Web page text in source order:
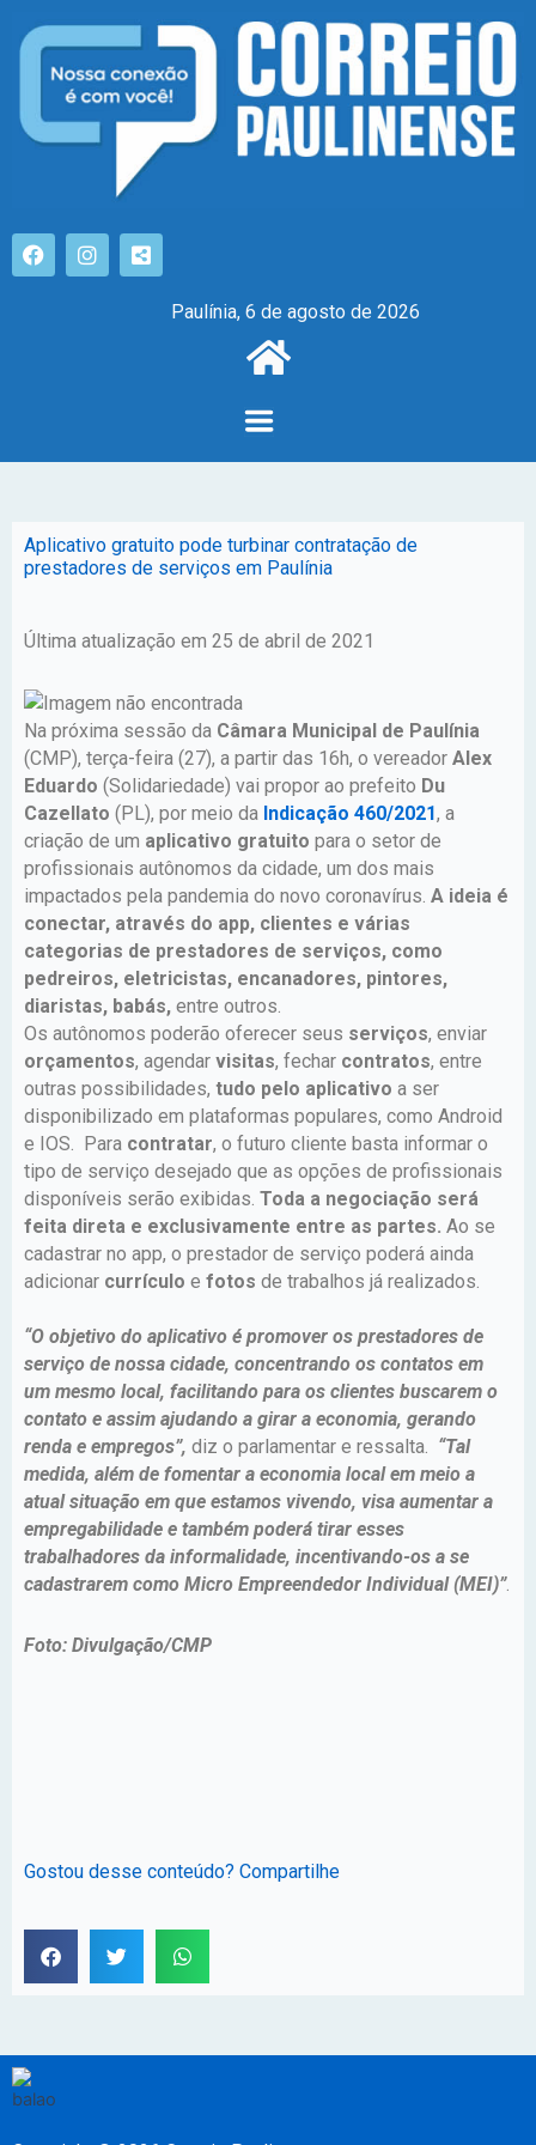
Paulínia, 6 de agosto de 2026
Aplicativo gratuito pode turbinar contratação de
prestadores de serviços em Paulínia
Última atualização em 25 de abril de 2021
Na próxima sessão da Câmara Municipal de Paulínia
(CMP), terça-feira (27), a partir das 16h, o vereador Alex
Eduardo (Solidariedade) vai propor ao prefeito Du
Cazellato (PL), por meio da Indicação 460/2021, a
criação de um aplicativo gratuito para o setor de
profissionais autônomos da cidade, um dos mais
impactados pela pandemia do novo coronavírus. A ideia é
conectar, através do app, clientes e várias
categorias de prestadores de serviços, como
pedreiros, eletricistas, encanadores, pintores,
diaristas, babás, entre outros.
Os autônomos poderão oferecer seus serviços, enviar
orçamentos, agendar visitas, fechar contratos, entre
outras possibilidades, tudo pelo aplicativo a ser
disponibilizado em plataformas populares, como Android
e IOS. Para contratar, o futuro cliente basta informar o
tipo de serviço desejado que as opções de profissionais
disponíveis serão exibidas. Toda a negociação será
feita direta e exclusivamente entre as partes. Ao se
cadastrar no app, o prestador de serviço poderá ainda
adicionar currículo e fotos de trabalhos já realizados.
“O objetivo do aplicativo é promover os prestadores de
serviço de nossa cidade, concentrando os contatos em
um mesmo local, facilitando para os clientes buscarem o
contato e assim ajudando a girar a economia, gerando
renda e empregos”, diz o parlamentar e ressalta. “Tal
medida, além de fomentar a economia local em meio a
atual situação em que estamos vivendo, visa aumentar a
empregabilidade e também poderá tirar esses
trabalhadores da informalidade, incentivando-os a se
cadastrarem como Micro Empreendedor Individual (MEI)”.
Foto: Divulgação/CMP
Gostou desse conteúdo? Compartilhe